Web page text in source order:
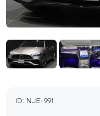
ID: NJE-991